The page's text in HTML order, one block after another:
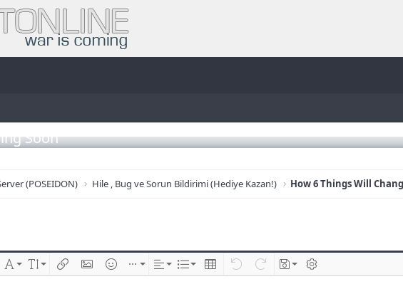
Soon
(POSEIDON) Hile , Bug ve Sorun Bildirimi (Hediye Kazan!)